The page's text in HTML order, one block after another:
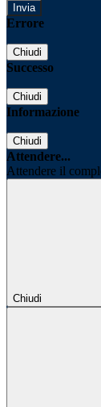
Errore
Chiudi
Successo
Chiudi
Informazione
Chiudi
Attendere...
Attendere il
Chiudi